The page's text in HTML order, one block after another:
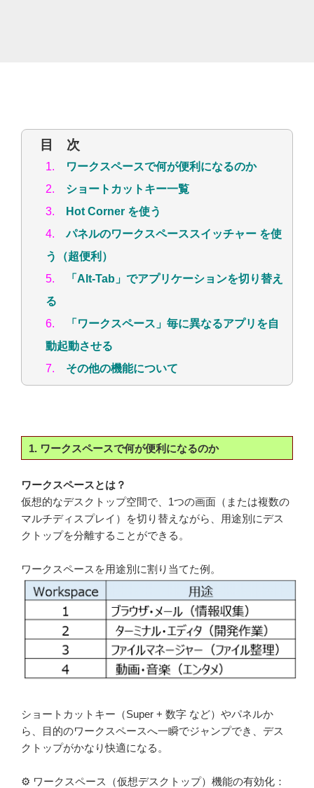
目 次
1.
ワークスペースで何が便利になるのか
2. ショートカットキー一覧
3.
Hot Corner を使う
4.パネルのワークスペーススイッチャー を使
う（超便利）
5.
「Alt-Tab」でアプリケーションを切り替え
る
6.
「ワークスペース」毎に異なるアプリを自
動起動させる
7. その他の機能について
1. ワークスペースで何が便利になるのか
ワークスペースとは？
仮想的なデスクトップ空間で、1つの画面（または複数の
マルチディスプレイ）を切り替えながら、用途別にデス
クトップを分離することができる。
ワークスペースを用途別に割り当てた例。
ショートカットキー（Super + 数字 など）やパネルか
ら、目的のワークスペースへ一瞬でジャンプでき、デス
クトップがかなり快適になる。
⚙️ ワークスペース（仮想デスクトップ）機能の有効化：